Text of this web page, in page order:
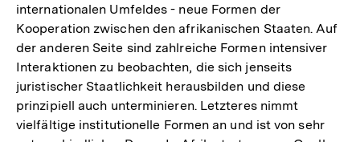
internationalen Umfeldes - neue Formen der
Kooperation zwischen den afrikanischen Staaten. Auf
der anderen Seite sind zahlreiche Formen intensiver
Interaktionen zu beobachten, die sich jenseits
juristischer Staatlichkeit herausbilden und diese
prinzipiell auch unterminieren. Letzteres nimmt
vielfältige institutionelle Formen an und ist von sehr